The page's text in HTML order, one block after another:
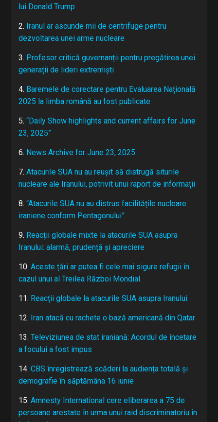
lui Donald Trump
2. Iranul ar ascunde mii de centrifuge pentru
dezvoltarea unei arme nucleare
3. Profesor critică guvernanții pentru pregătirea unei
generații de lideri extremiști
4. Baremele de corectare pentru Evaluarea Națională
2025 la limba română au fost publicate
5. “Daily Show highlights and current affairs for June
23, 2025”
6. News Archive for June 23, 2025
7. Atacurile SUA nu au reușit să distrugă siturile
nucleare ale Iranului, potrivit unui raport de informații
8. “Atacurile SUA nu au distrus facilitățile nucleare
iraniene conform Pentagonului”
9. Reacții globale mixte la atacurile SUA asupra
Iranului: alarmă, prudență și apreciere
10. Aceste țări ar putea fi cele mai sigure refugii în
cazul unui al Treilea Război Mondial
11. Reacții globale la atacurile SUA asupra Iranului
12. Iran atacă cu rachete o bază americană din Qatar
13. Televiziunea de stat iraniană: Acordul de încetare
a focului a fost impus
14. CBS înregistrează scăderi la audiența totală și
demografie în săptămâna 16 iunie
15. Amnesty International cere eliberarea a 75 de
persoane arestate în urma unui raid discriminatoriu în